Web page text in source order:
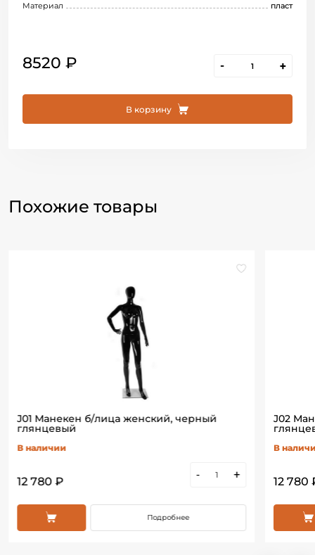
8520 ₽ - +
В корзину
Материал пласт
Похожие товары
J01 Манекен б/лица женский, черный
глянцевый
В наличии
12 780 ₽
- +
Подробнее
J02
В
12 780